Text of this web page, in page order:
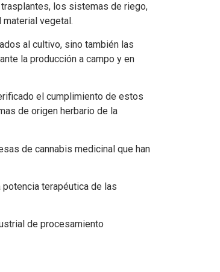
los sistemas de riego,
vegetal.
al cultivo, sino también las
la producción a campo y en
el cumplimiento de estos
de origen herbario de la
de cannabis medicinal que han
terapéutica de las
de procesamiento